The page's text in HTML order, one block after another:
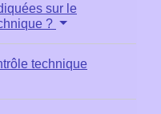
sur le
?
technique